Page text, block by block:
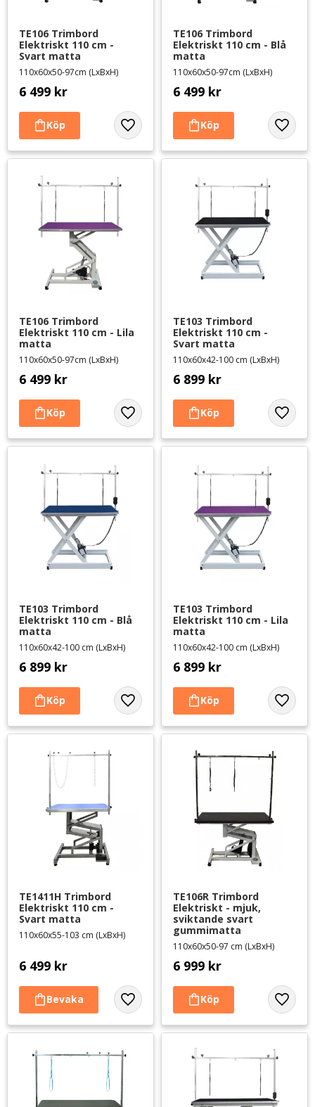
TE106 Trimbord
Elektriskt 110 cm -
Svart matta
110x60x50-97cm (LxBxH)
6 499 kr
Lägg till i favoriter
TE106 Trimbord
Elektriskt 110 cm - Blå
matta
110x60x50-97cm (LxBxH)
6 499 kr
Lägg
TE106 Trimbord
Elektriskt 110 cm - Lila
matta
110x60x50-97cm (LxBxH)
6 499 kr
Lägg till i favoriter
TE103 Trimbord
Elektriskt 110 cm -
Svart matta
110x60x42-100 cm (LxBxH)
6 899 kr
Lägg
TE103 Trimbord
Elektriskt 110 cm - Blå
matta
110x60x42-100 cm (LxBxH)
6 899 kr
Lägg till i favoriter
TE103 Trimbord
Elektriskt 110 cm - Lila
matta
110x60x42-100 cm (LxBxH)
6 899 kr
Lägg
TE1411H Trimbord
Elektriskt 110 cm -
Svart matta
110x60x55-103 cm (LxBxH)
6 499 kr
Lägg till i favoriter
TE106R Trimbord
Elektriskt - mjuk,
sviktande svart
gummimatta
110x60x50-97 cm (LxBxH)
6 999 kr
Lägg